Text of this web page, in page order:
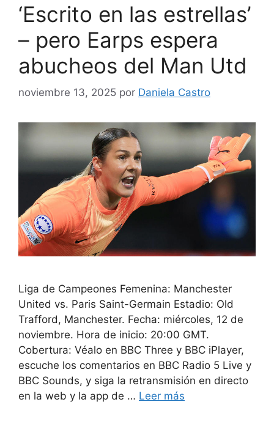
‘Escrito en las estrellas’
– pero Earps espera
abucheos del Man Utd
noviembre 13, 2025 por Daniela Castro
Liga de Campeones Femenina: Manchester
United vs. Paris Saint-Germain Estadio: Old
Trafford, Manchester. Fecha: miércoles, 12 de
noviembre. Hora de inicio: 20:00 GMT.
Cobertura: Véalo en BBC Three y BBC iPlayer,
escuche los comentarios en BBC Radio 5 Live y
BBC Sounds, y siga la retransmisión en directo
en la web y la app de … Leer más